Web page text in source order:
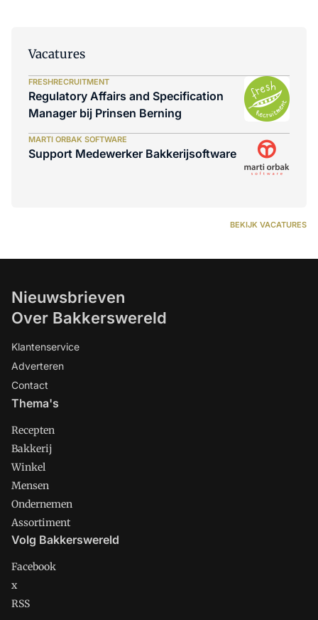
Vacatures
FRESHRECRUITMENT
Regulatory Affairs and Specification
Manager bij Prinsen Berning
MARTI ORBAK SOFTWARE
Support Medewerker Bakkerijsoftware
BEKIJK VACATURES
Nieuwsbrieven
Over Bakkerswereld
Klantenservice
Adverteren
Contact
Thema's
Recepten
Bakkerij
Winkel
Mensen
Ondernemen
Assortiment
Volg Bakkerswereld
Facebook
x
RSS